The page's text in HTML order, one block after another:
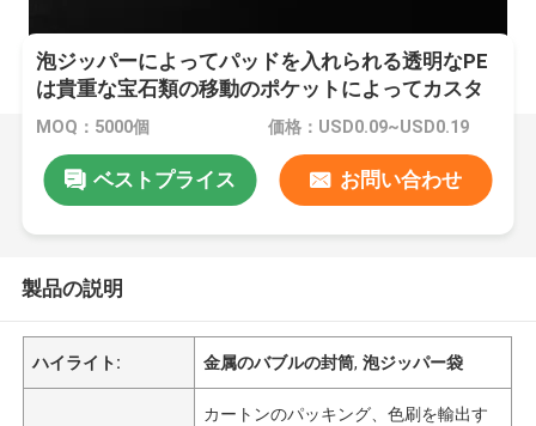
泡ジッパーによってパッドを入れられる透明なPE
は貴重な宝石類の移動のポケットによってカスタ
マイズされるサイズを袋に入れます
MOQ：5000個 価格：USD0.09~USD0.19
ベストプライス お問い合わせ
製品の説明
ハイライト: 金属のバブルの封筒,泡ジッパー袋
カートンのパッキング、色刷を輸出す